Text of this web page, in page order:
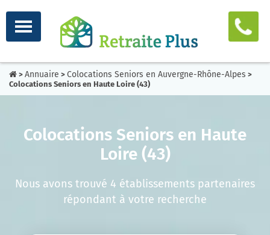
> Annuaire > Colocations Seniors en Auvergne-Rhône-Alpes >
Colocations Seniors en Haute Loire (43)
Colocations Seniors en Haute
Loire (43)
Nous avons trouvé 4 établissements partenaires
répondant à votre recherche